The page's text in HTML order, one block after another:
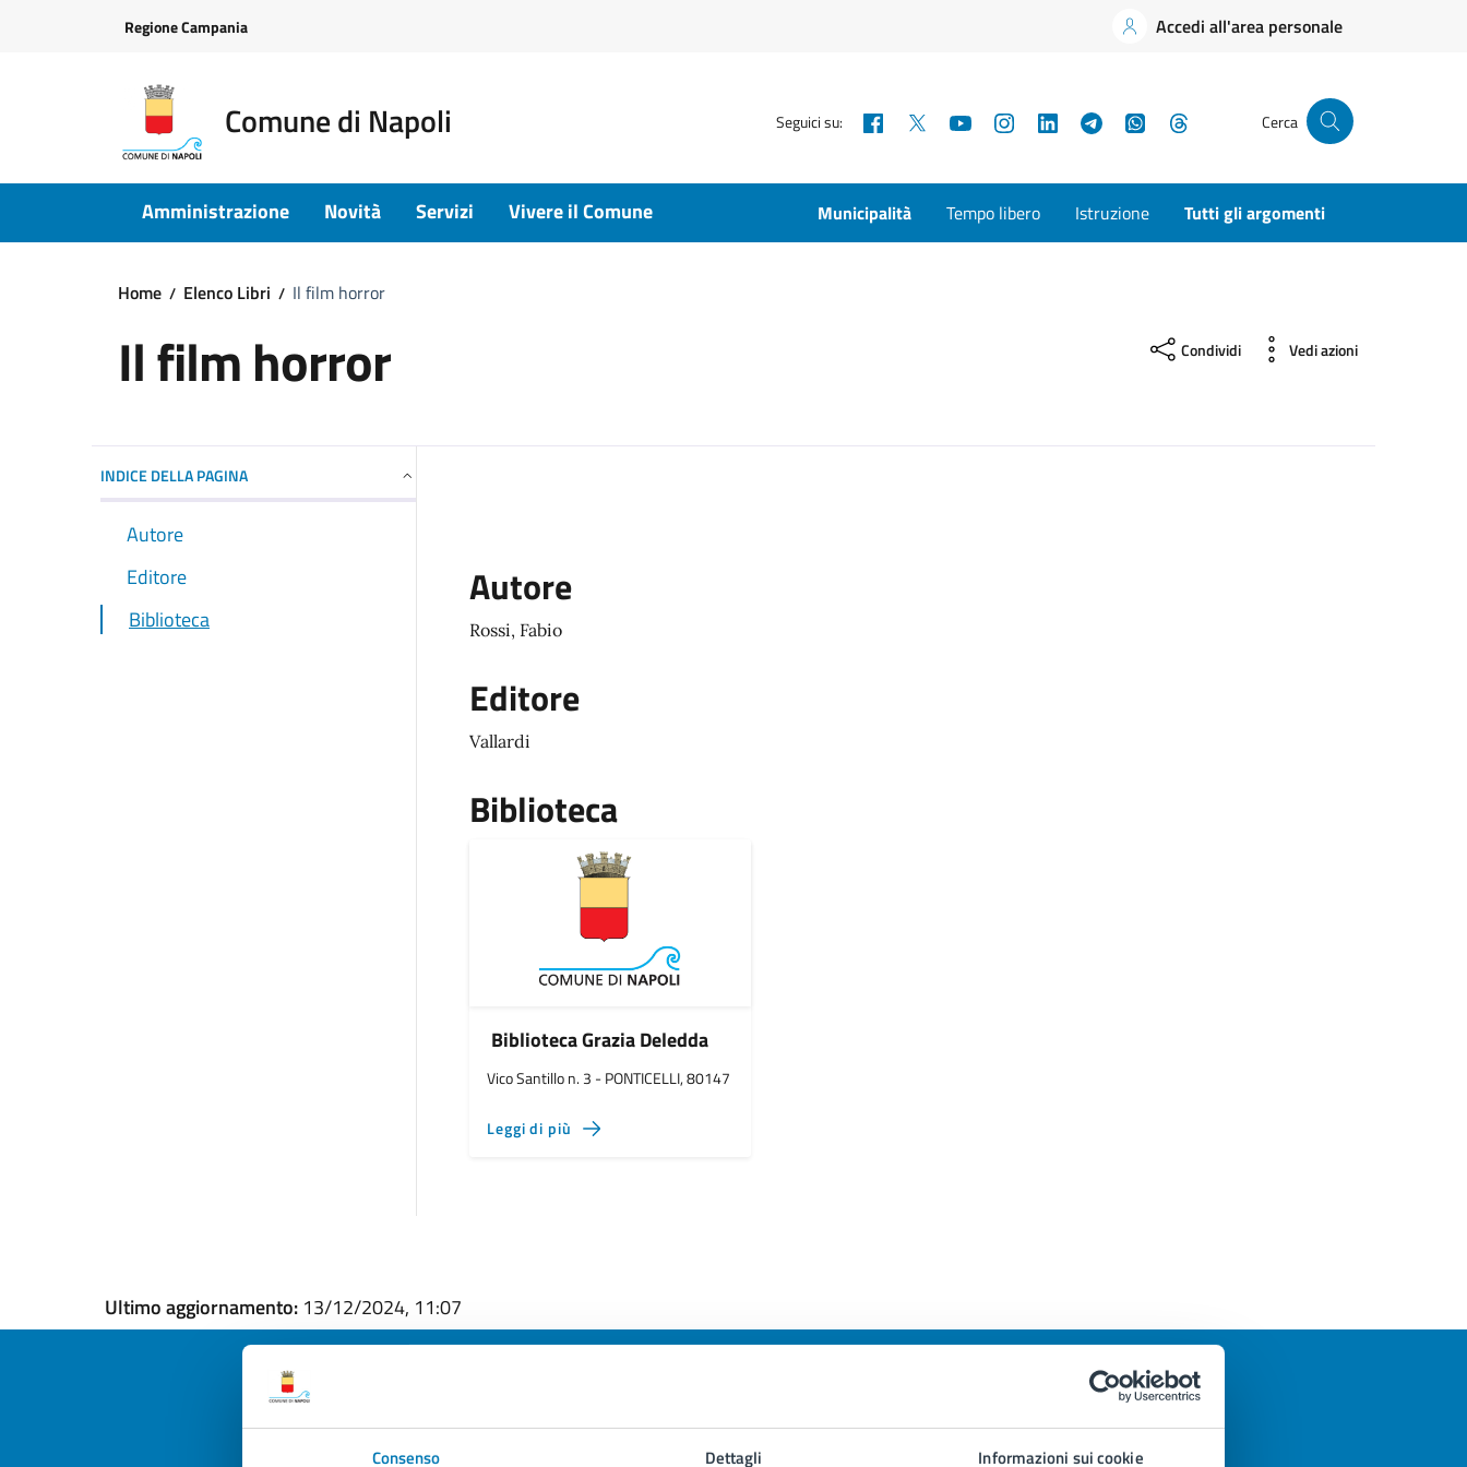
Consenso Dettagli Informazioni sui cookie
Regione Campania Accedi all'area personale
Comune di Napoli Seguici su: Facebook YouTubeInstagramLinkedInTelegramWhatsApp Cerca
Amministrazione Novità Servizi Vivere il Comune Municipalità Tempo libero Istruzione Tutti gli argomenti
Home Elenco Libri Il film horror
Il film horror Condividi Vedi azioni
INDICE DELLA PAGINA
Autore
Editore
Biblioteca
Autore
Rossi, Fabio
Editore
Vallardi
Biblioteca
Biblioteca Grazia Deledda
Vico Santillo n. 3 - PONTICELLI, 80147
Leggi di più
Ultimo aggiornamento: 13/12/2024, 11:07